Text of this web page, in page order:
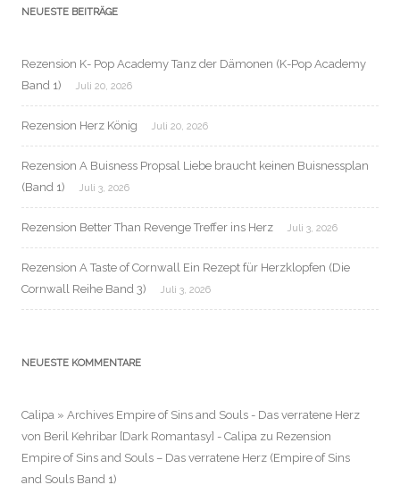
NEUESTE BEITRÄGE
Rezension K- Pop Academy Tanz der Dämonen (K-Pop Academy
Band 1)
Juli 20, 2026
Rezension Herz König Juli 20, 2026
Rezension A Buisness Propsal Liebe braucht keinen Buisnessplan
(Band 1)
Juli 3, 2026
Rezension Better Than Revenge Treffer ins Herz Juli 3, 2026
Rezension A Taste of Cornwall Ein Rezept für Herzklopfen (Die
Cornwall Reihe Band 3)
Juli 3, 2026
NEUESTE KOMMENTARE
Calipa » Archives Empire of Sins and Souls - Das verratene Herz
von Beril Kehribar [Dark Romantasy] - Calipa zu Rezension
Empire of Sins and Souls – Das verratene Herz (Empire of Sins
and Souls Band 1)